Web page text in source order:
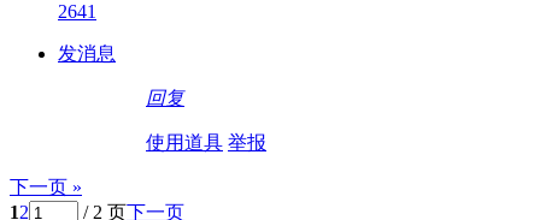
2641
发消息
回复
使用道具 举报
下一页 »
12 / 2 页下一页